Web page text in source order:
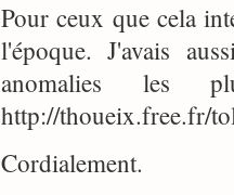
Pour ceux que cela
l'époque. J'avais
anomalies les
http://thoueix.free.fr/
Cordialement.